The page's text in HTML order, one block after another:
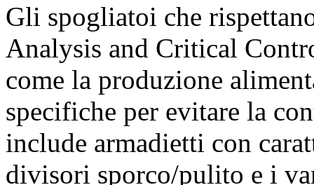
Gli spogliatoi che
Analysis and Critical
come la produzione
specifiche per evitare la
include armadietti con
divisori sporco/pulito e i